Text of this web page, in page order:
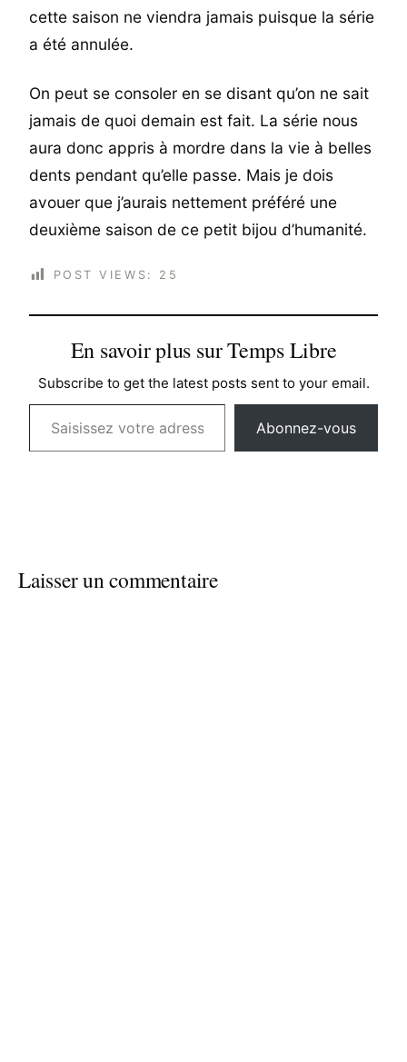
cette saison ne viendra jamais puisque la série
a été annulée.
On peut se consoler en se disant qu’on ne sait
jamais de quoi demain est fait. La série nous
aura donc appris à mordre dans la vie à belles
dents pendant qu’elle passe. Mais je dois
avouer que j’aurais nettement préféré une
deuxième saison de ce petit bijou d’humanité.
POST VIEWS: 25
En savoir plus sur Temps Libre
Subscribe to get the latest posts sent to your email.
Saisissez votre adresse e-mail…
Abonnez-vous
Laisser un commentaire